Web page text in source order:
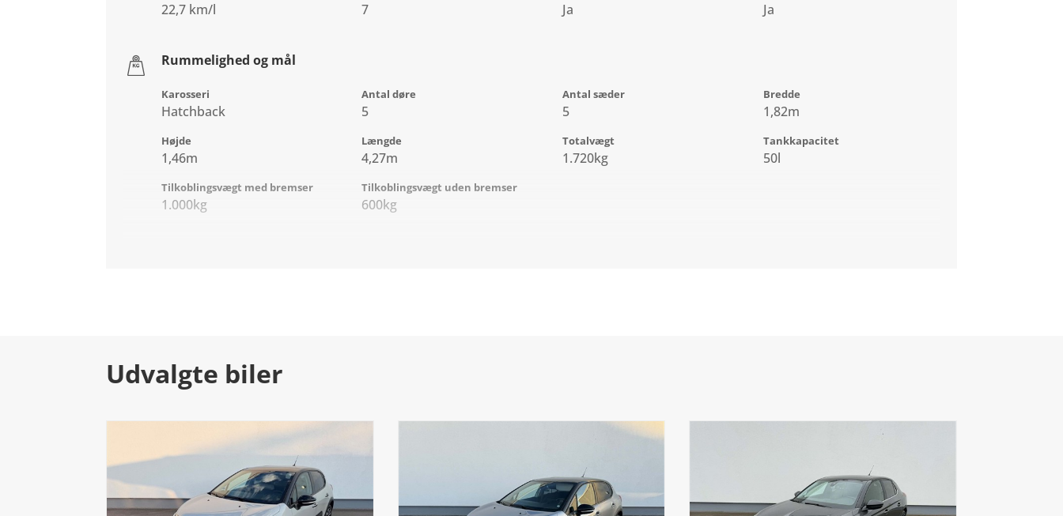
22,7 km/l 7 Ja Ja
Rummelighed og mål
Karosseri
Hatchback
Antal døre
5
Antal sæder
5
Bredde
1,82m
Højde
1,46m
Længde
4,27m
Totalvægt
1.720kg
Tankkapacitet
50l
Tilkoblingsvægt med bremser
1.000kg
Tilkoblingsvægt uden bremser
600kg
Udvalgte biler